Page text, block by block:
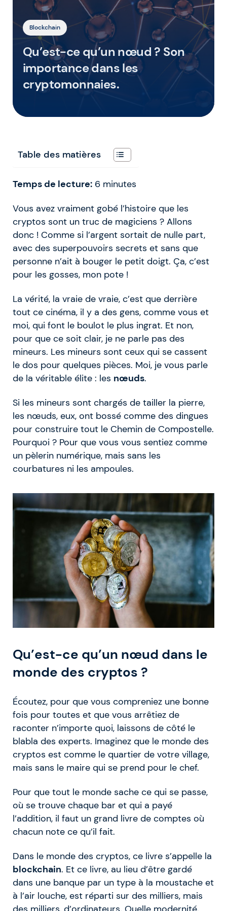
Blockchain
Qu’est-ce qu’un nœud ? Son
importance dans les
cryptomonnaies.
Table des matières
Temps de lecture: 6 minutes
Vous avez vraiment gobé l’histoire que les
cryptos sont un truc de magiciens ? Allons
donc ! Comme si l’argent sortait de nulle part,
avec des superpouvoirs secrets et sans que
personne n’ait à bouger le petit doigt. Ça, c’est
pour les gosses, mon pote !
La vérité, la vraie de vraie, c’est que derrière
tout ce cinéma, il y a des gens, comme vous et
moi, qui font le boulot le plus ingrat. Et non,
pour que ce soit clair, je ne parle pas des
mineurs. Les mineurs sont ceux qui se cassent
le dos pour quelques pièces. Moi, je vous parle
de la véritable élite : les nœuds.
Si les mineurs sont chargés de tailler la pierre,
les nœuds, eux, ont bossé comme des dingues
pour construire tout le Chemin de Compostelle.
Pourquoi ? Pour que vous vous sentiez comme
un pèlerin numérique, mais sans les
courbatures ni les ampoules.
Qu’est-ce qu’un nœud dans le
monde des cryptos ?
Écoutez, pour que vous compreniez une bonne
fois pour toutes et que vous arrêtiez de
raconter n’importe quoi, laissons de côté le
blabla des experts. Imaginez que le monde des
cryptos est comme le quartier de votre village,
mais sans le maire qui se prend pour le chef.
Pour que tout le monde sache ce qui se passe,
où se trouve chaque bar et qui a payé
l’addition, il faut un grand livre de comptes où
chacun note ce qu’il fait.
Dans le monde des cryptos, ce livre s’appelle la
blockchain. Et ce livre, au lieu d’être gardé
dans une banque par un type à la moustache et
à l’air louche, est réparti sur des milliers, mais